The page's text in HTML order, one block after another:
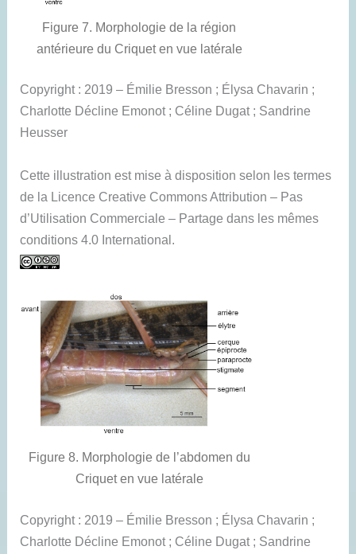
Figure 7. Morphologie de la région
antérieure du Criquet en vue latérale
Copyright : 2019 – Émilie Bresson ; Élysa Chavarin ;
Charlotte Décline Emonot ; Céline Dugat ; Sandrine
Heusser
Cette illustration est mise à disposition selon les termes
de la Licence Creative Commons Attribution – Pas
d’Utilisation Commerciale – Partage dans les mêmes
conditions 4.0 International.
Figure 8. Morphologie de l’abdomen du
Criquet en vue latérale
Copyright : 2019 – Émilie Bresson ; Élysa Chavarin ;
Charlotte Décline Emonot ; Céline Dugat ; Sandrine